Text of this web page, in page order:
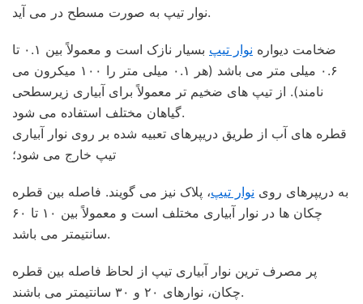
نوار تیپ به صورت مسطح در می آید.
ضخامت دیواره نوار تیپ
بسیار نازک است و معمولاً بین ۰.۱ تا
۰.۶ میلی متر می باشد (هر ۰.۱ میلی متر را ۱۰۰ میکرون می
نامند). از تیپ های ضخیم تر معمولاً برای آبیاری زیرسطحی
گیاهان مختلف استفاده می شود.
قطره های آب از طریق دریپرهای تعبیه شده بر روی نوار آبیاری
تیپ خارج می شود؛
به دریپرهای روی نوار تیپ، پلاک نیز می گویند. فاصله بین قطره
چکان ها در نوار آبیاری مختلف است و معمولاً بین ۱۰ تا ۶۰
سانتیمتر می باشد.
پر مصرف ترین نوار آبیاری تیپ از لحاظ فاصله بین قطره
چکان، نوارهای ۲۰ و ۳۰ سانتیمتر می باشند.